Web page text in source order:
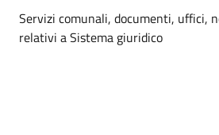
Dettagli
Servizi comunali, documenti, uffici,
relativi a Sistema giuridico